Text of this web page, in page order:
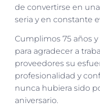
de convertirse en
seria y en constante
Cumplimos 75 años
para agradecer a
proveedores su
profesionalidad y
nunca hubiera sido
aniversario.